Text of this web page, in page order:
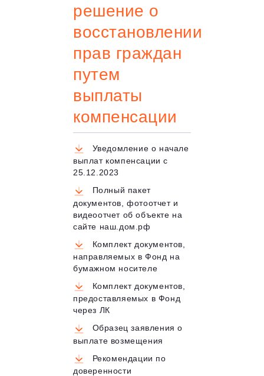
решение о
восстановлении
прав граждан
путем
выплаты
компенсации
Уведомление о начале
выплат компенсации с
25.12.2023
Полный пакет
документов, фотоотчет и
видеоотчет об объекте на
сайте наш.дом.рф
Комплект документов,
направляемых в Фонд на
бумажном носителе
Комплект документов,
предоставляемых в Фонд
через ЛК
Образец заявления о
выплате возмещения
Рекомендации по
доверенности